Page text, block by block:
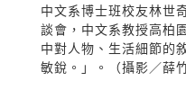
中文系博士班校友林世
談會，中文系教授高柏
中對人物、生活細節的
敏銳。」。（攝影／薛竹